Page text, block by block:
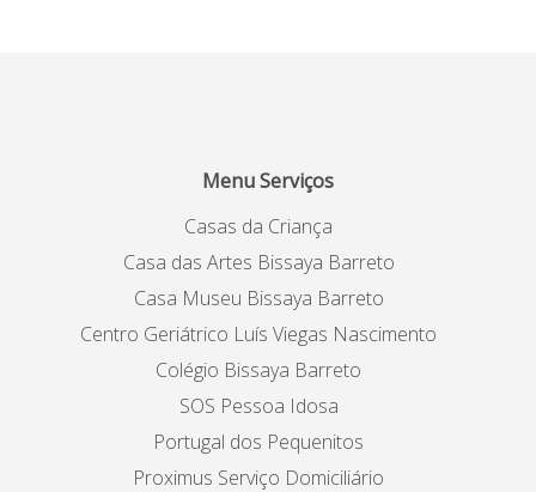
Menu Serviços
Casas da Criança
Casa das Artes Bissaya Barreto
Casa Museu Bissaya Barreto
Centro Geriátrico Luís Viegas Nascimento
Colégio Bissaya Barreto
SOS Pessoa Idosa
Portugal dos Pequenitos
Proximus Serviço Domiciliário